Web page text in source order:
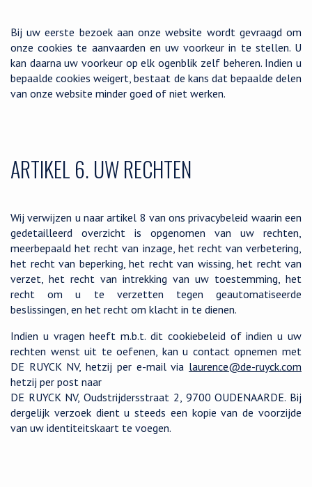
Bij uw eerste bezoek aan onze website wordt gevraagd om
onze cookies te aanvaarden en uw voorkeur in te stellen. U
kan daarna uw voorkeur op elk ogenblik zelf beheren. Indien u
bepaalde cookies weigert, bestaat de kans dat bepaalde delen
van onze website minder goed of niet werken.
ARTIKEL 6. UW RECHTEN
Wij verwijzen u naar artikel 8 van ons privacybeleid waarin een
gedetailleerd overzicht is opgenomen van uw rechten,
meerbepaald het recht van inzage, het recht van verbetering,
het recht van beperking, het recht van wissing, het recht van
verzet, het recht van intrekking van uw toestemming, het
recht om u te verzetten tegen geautomatiseerde
beslissingen, en het recht om klacht in te dienen.
Indien u vragen heeft m.b.t. dit cookiebeleid of indien u uw
rechten wenst uit te oefenen, kan u contact opnemen met
DE RUYCK NV, hetzij per e-mail via laurence@de-ruyck.com
hetzij per post naar
DE RUYCK NV, Oudstrijdersstraat 2, 9700 OUDENAARDE. Bij
dergelijk verzoek dient u steeds een kopie van de voorzijde
van uw identiteitskaart te voegen.